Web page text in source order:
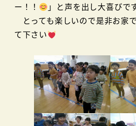
ー！！
」と声を出し大喜びで
とっても楽しいので是非お家
て下さい